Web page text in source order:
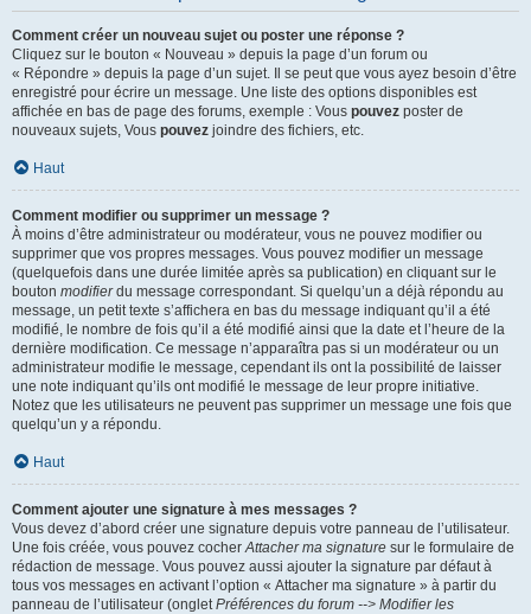
Comment créer un nouveau sujet ou poster une réponse ?
Cliquez sur le bouton « Nouveau » depuis la page d’un forum ou
« Répondre » depuis la page d’un sujet. Il se peut que vous ayez besoin d’être
enregistré pour écrire un message. Une liste des options disponibles est
affichée en bas de page des forums, exemple : Vous pouvez poster de
nouveaux sujets, Vous pouvez joindre des fichiers, etc.
Haut
Comment modifier ou supprimer un message ?
À moins d’être administrateur ou modérateur, vous ne pouvez modifier ou
supprimer que vos propres messages. Vous pouvez modifier un message
(quelquefois dans une durée limitée après sa publication) en cliquant sur le
bouton modifierdu message correspondant. Si quelqu’un a déjà répondu au
message, un petit texte s’affichera en bas du message indiquant qu’il a été
modifié, le nombre de fois qu’il a été modifié ainsi que la date et l’heure de la
dernière modification. Ce message n’apparaîtra pas si un modérateur ou un
administrateur modifie le message, cependant ils ont la possibilité de laisser
une note indiquant qu’ils ont modifié le message de leur propre initiative.
Notez que les utilisateurs ne peuvent pas supprimer un message une fois que
quelqu’un y a répondu.
Haut
Comment ajouter une signature à mes messages ?
Vous devez d’abord créer une signature depuis votre panneau de l’utilisateur.
Une fois créée, vous pouvez cocherAttacher ma signature sur le formulaire de
rédaction de message. Vous pouvez aussi ajouter la signature par défaut à
tous vos messages en activant l’option « Attacher ma signature » à partir du
panneau de l’utilisateur (ongletPréférences du forum --> Modifier les